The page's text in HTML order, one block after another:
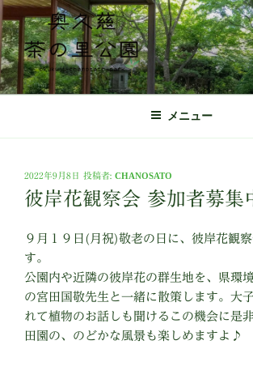
コ
ン
テ
ン
ツ
奥久慈茶の里公園 公式ホ
日本最北端の茶の産地 奥久慈茶の体験施設
メニュー
投
稿
日:
2022年9月8日 投稿者: CHANOSATO
彼岸花観察会 参加者募集
９月１９日(月祝)敬老の日に、彼岸花観
す。
公園内や近隣の彼岸花の群生地を、県環
の宮田国敬先生と一緒に散策します。大
れて植物のお話しも聞けるこの機会に是非
田園の、のどかな風景も楽しめますよ♪